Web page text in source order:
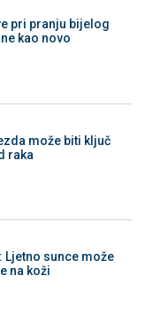
pri pranju bijelog
kao novo
može biti ključ
raka
sunce može
na koži